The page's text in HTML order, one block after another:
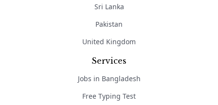
Sri Lanka
Pakistan
United Kingdom
Services
Jobs in Bangladesh
Free Typing Test